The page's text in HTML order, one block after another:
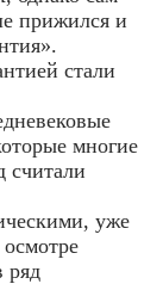
прижился и
стали
многие
считали
уже
ряд